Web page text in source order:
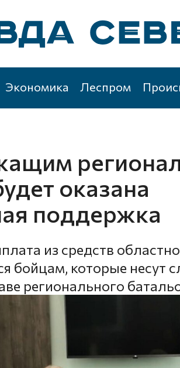
Экономика Леспром
оказана
поддержка
из средств
бойцам, которые несут
регионального